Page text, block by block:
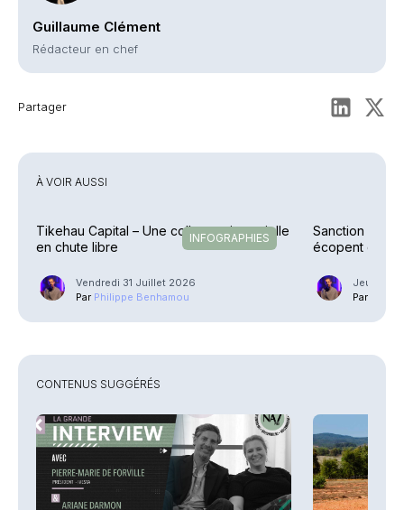
Guillaume Clément
Rédacteur en chef
Partager
À VOIR AUSSI
INFOGRAPHIES
Tikehau Capital – Une collecte trimestrielle
en chute libre
Vendredi 31 Juillet 2026
Par Philippe Benhamou
Sanction – Un
écopent
Jeudi 23
Par
CONTENUS SUGGÉRÉS